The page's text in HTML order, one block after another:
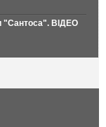
"Сантоса". ВІДЕО